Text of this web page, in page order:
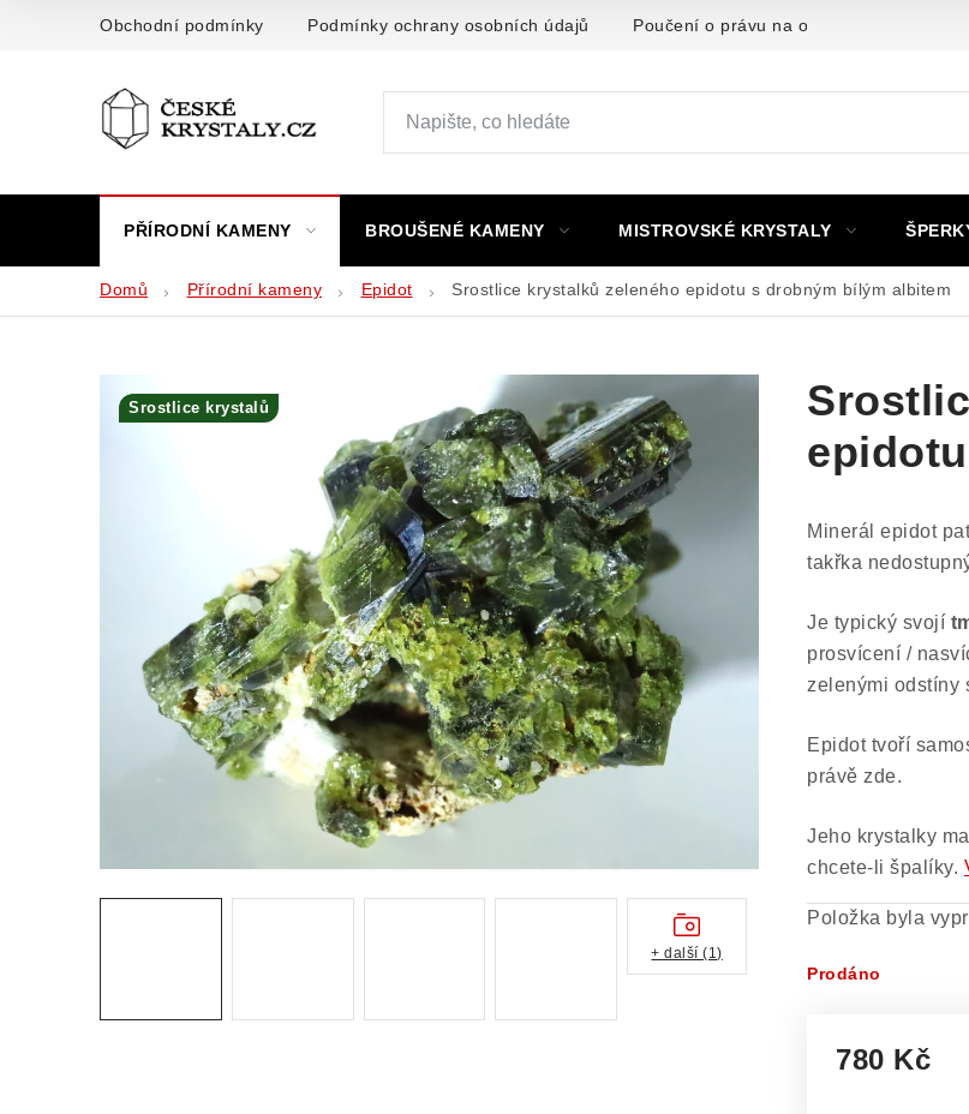
Obchodní podmínky Podmínky ochrany osobních údajů Poučení o právu na odstoupení od
PŘÍRODNÍ KAMENY BROUŠENÉ KAMENY MISTROVSKÉ KRYSTALY
Domů Přírodní kameny Epidot Srostlice krystalků zeleného epidotu s drobným bílým albitem
Minerál epidot
takřka
Je typický svojí
prosvícení /
zelenými odstíny
Epidot tvoří
právě zde.
Jeho krystalky
chcete-li špalíky.
Položka byla
Prodáno
780 Kč
Srostlice krystalů
+ další (1)